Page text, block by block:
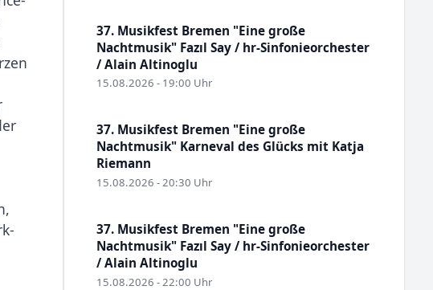
37. Musikfest Bremen "Eine große
Nachtmusik" Fazıl Say / hr-Sinfonieorchester
/ Alain Altinoglu
15.08.2026 - 19:00 Uhr
37. Musikfest Bremen "Eine große
Nachtmusik" Karneval des Glücks mit Katja
Riemann
15.08.2026 - 20:30 Uhr
37. Musikfest Bremen "Eine große
Nachtmusik" Fazıl Say / hr-Sinfonieorchester
/ Alain Altinoglu
15.08.2026 - 22:00 Uhr